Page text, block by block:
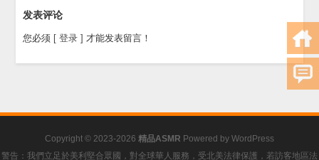
发表评论
您必须 [ 登录 ] 才能发表留言！
Copyright © 2023-2026 精品ASMR Powered by WordPress
警告：我們立足於美利堅合眾國，對全球華人服務，受北美法律保護，若訪客地區法